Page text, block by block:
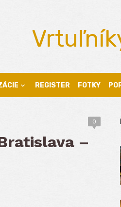
REGISTER FOTKY
0
–